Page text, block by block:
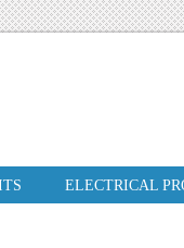
ELECTRICAL